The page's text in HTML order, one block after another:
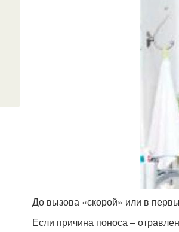
До вызова «скорой» или в
Если причина поноса –